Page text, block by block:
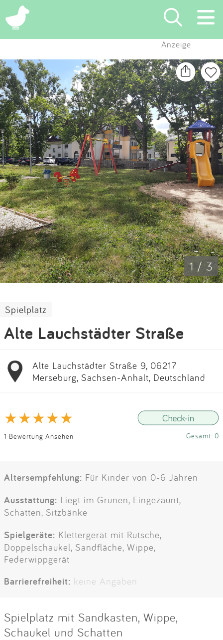
×
Suchen
Eintragen
App
Blog
Partner
Kontakt
Impressum
Anmelden
Anzeige
1 / 3
Spielplatz
Alte Lauchstädter Straße
Alte Lauchstädter Straße 9, 06217
Merseburg, Sachsen-Anhalt, Deutschland
1 Bewertung Ansehen Gesamt: 0
Altersempfehlung: Für Kinder von 0-6 Jahren
Ausstattung: Liegt im Grünen, Eingezäunt,
Schatten, Sitzbänke
Spielgeräte: Klettergerät mit Rutsche,
Doppelschaukel, Sandfläche, Wippe,
Federwippgerät
Barrierefreiheit: keine Angaben
Spielplatz mit Sandkasten, Wippe,
Schaukel und Schatten